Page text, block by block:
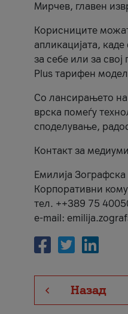
Мирчев, главен
Корисниците
апликацијата,
за себе или за
Plus тарифен
Со лансирањето
врска помеѓу
споделување,
Контакт за
Емилија Зографска
Корпоративни
тел. ++389 75
e-mail:
Назад